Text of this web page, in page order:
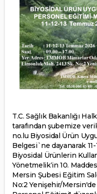
T.C. Sağlık Bakanlığı
tarafından şubemize
no.lu Biyosidal Ürün
Belgesi`ne dayanarak
Biyosidal Ürünlerin
Yönetmelik‘in 10.
Mersin Şubesi Eğitim
No:2 Yenişehir/Mersin'de